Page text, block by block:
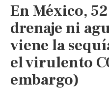
En México,
drenaje ni
viene la
el virulento
embargo)